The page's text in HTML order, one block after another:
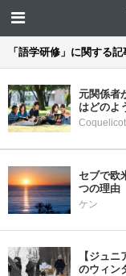
「語学研修」に関する
元関係者
はどのよ
Coquelicot
セブで欧
つの理由
ケン
【ジュ
のウィン